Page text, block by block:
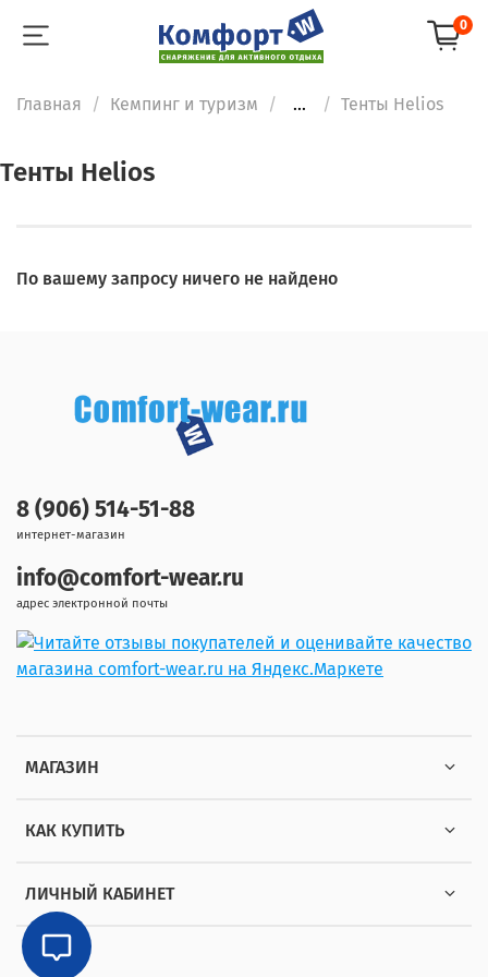
0
Главная Кемпинг и туризм ... Тенты Helios
Тенты Helios
По вашему запросу ничего не найдено
МАГАЗИН
КАК КУПИТЬ
ЛИЧНЫЙ КАБИНЕТ
8 (906) 514-51-88
интернет-магазин
info@comfort-wear.ru
адрес электронной почты